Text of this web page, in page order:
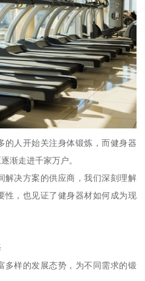
的人开始关注身体锻炼，而健身器
渐走进千家万户。
解决方案的供应商，我们深刻理解
性，也见证了健身器材如何成为现
多样的发展态势，为不同需求的锻